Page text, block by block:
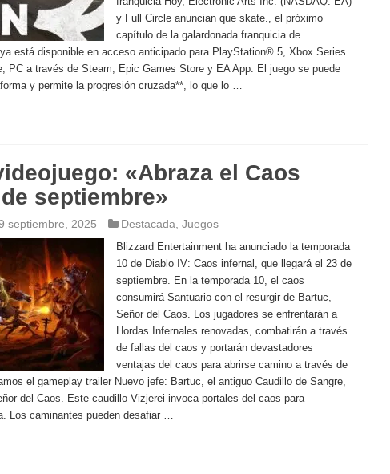
y Full Circle anuncian que skate., el próximo
capítulo de la galardonada franquicia de
está disponible en acceso anticipado para PlayStation® 5, Xbox Series
PC a través de Steam, Epic Games Store y EA App. El juego se puede
y permite la progresión cruzada**, lo que lo …
«Abraza el Caos
septiembre»
septiembre, 2025 Destacada Juegos
Blizzard Entertainment ha anunciado la temporada
10 de Diablo IV: Caos infernal, que llegará el 23 de
septiembre. En la temporada 10, el caos
consumirá Santuario con el resurgir de Bartuc,
Señor del Caos. Los jugadores se enfrentarán a
Hordas Infernales renovadas, combatirán a través
de fallas del caos y portarán devastadores
ventajas del caos para abrirse camino a través de
el gameplay trailer Nuevo jefe: Bartuc, el antiguo Caudillo de Sangre,
del Caos. Este caudillo Vizjerei invoca portales del caos para
Los caminantes pueden desafiar …